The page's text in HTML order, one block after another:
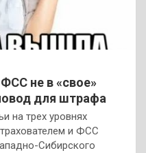
не в «свое»
для штрафа
на трех уровнях
и ФСС
Сибирского